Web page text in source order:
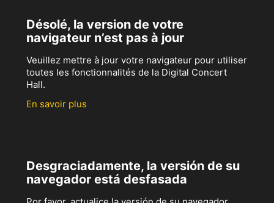
Désolé, la version de votre
navigateur n’est pas à jour
Veuillez mettre à jour votre navigateur pour utiliser
toutes les fonctionnalités de la Digital Concert
Hall.
En savoir plus
Desgraciadamente, la versión de su
navegador está desfasada